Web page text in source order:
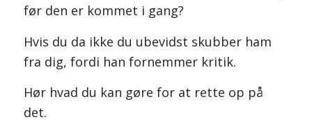
før den er kommet i gang?
Hvis du da ikke du ubevidst skubber ham
fra dig, fordi han fornemmer kritik.
Hør hvad du kan gøre for at rette op på
det.